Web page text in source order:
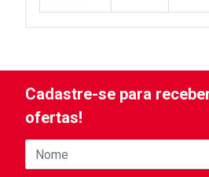
Cadastre-se para
ofertas!